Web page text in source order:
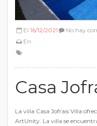
El 16/12/2021
En
No hay
Casa
La villa Casa Jofrais Villa
ArtUnity. La villa se